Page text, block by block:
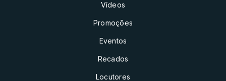
Vídeos
Promoções
Eventos
Recados
Locutores